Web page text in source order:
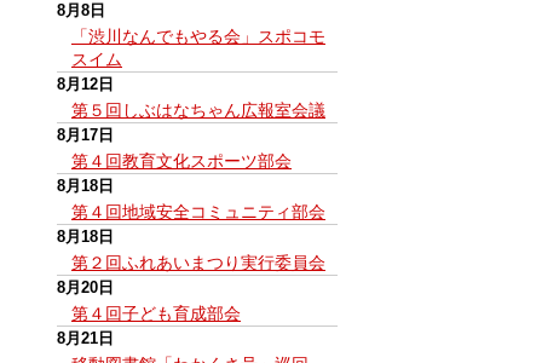
8月8日
「渋川なんでもやる会」スポコモ
スイム
8月12日
第５回しぶはなちゃん広報室会議
8月17日
第４回教育文化スポーツ部会
8月18日
第４回地域安全コミュニティ部会
8月18日
第２回ふれあいまつり実行委員会
8月20日
第４回子ども育成部会
8月21日